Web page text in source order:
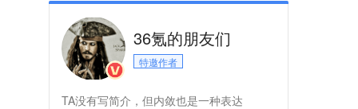
36氪的朋友们
特邀作者
TA没有写简介，但内敛也是一种表达